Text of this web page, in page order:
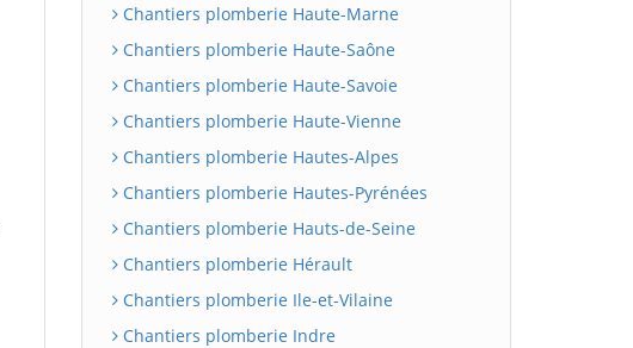
Chantiers plomberie Haute-Marne
Chantiers plomberie Haute-Saône
Chantiers plomberie Haute-Savoie
Chantiers plomberie Haute-Vienne
Chantiers plomberie Hautes-Alpes
Chantiers plomberie Hautes-Pyrénées
Chantiers plomberie Hauts-de-Seine
Chantiers plomberie Hérault
Chantiers plomberie Ile-et-Vilaine
Chantiers plomberie Indre